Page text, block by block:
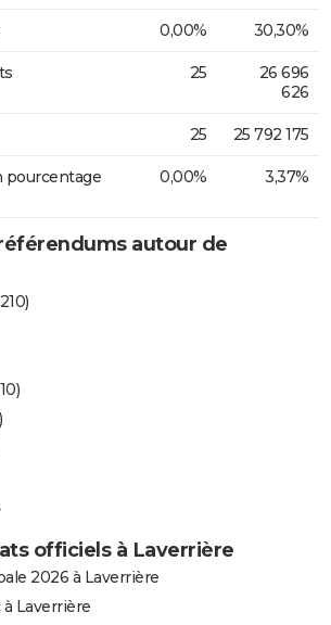
0,00% 30,30%
25
26 696
626
25 25 792 175
pourcentage
0,00% 3,37%
autour de
officiels à Laverrière
2026 à Laverrière
Laverrière